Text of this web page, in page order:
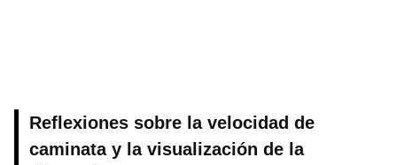
Reflexiones sobre la velocidad de
caminata y la visualización de la